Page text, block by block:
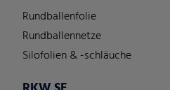
Rundballenfolie
Rundballennetze
Silofolien & -schläuche